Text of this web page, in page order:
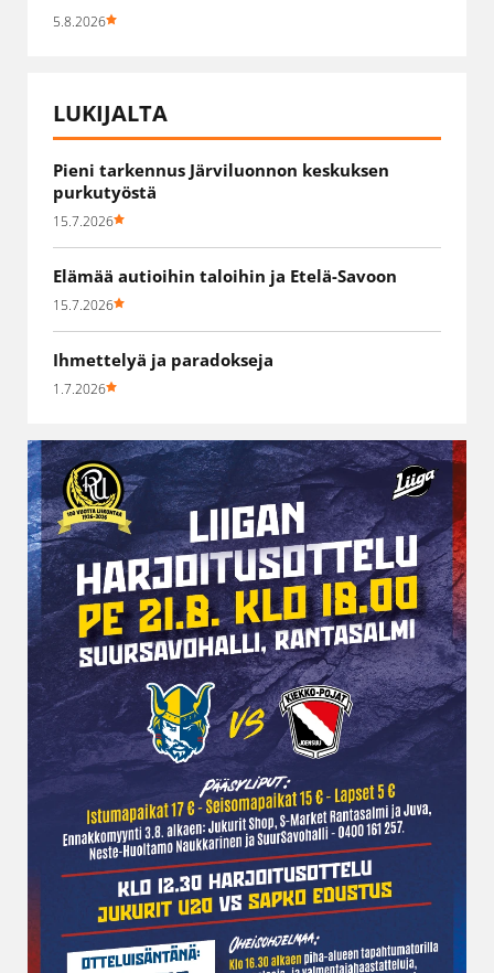
5.8.2026
LUKIJALTA
Pieni tarkennus Järviluonnon keskuksen
purkutyöstä
15.7.2026
Elämää autioihin taloihin ja Etelä-Savoon
15.7.2026
Ihmettelyä ja paradokseja
1.7.2026